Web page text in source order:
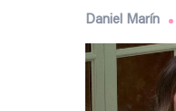
Daniel Marín